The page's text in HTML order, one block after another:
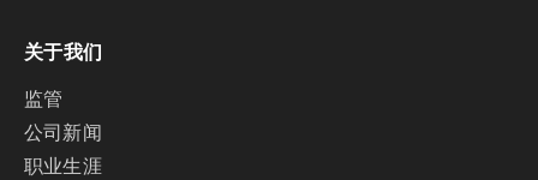
关于我们
监管
公司新闻
职业生涯